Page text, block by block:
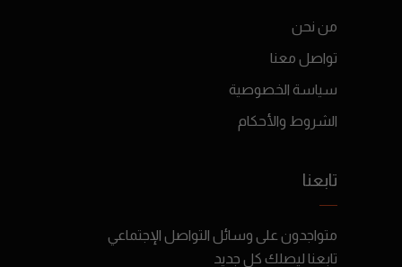
من نحن
تواصل معنا
سياسة الخصوصية
الشروط والأحكام
تابعنا
متواجدون على وسائل التواصل الإجتماعي
تابعنا ليصلك كل جديد